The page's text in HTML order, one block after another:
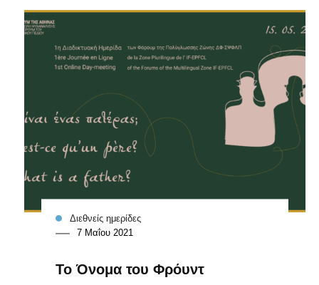
Διεθνείς ημερίδες
7 Μαΐου 2021
Το Όνομα του Φρόυντ